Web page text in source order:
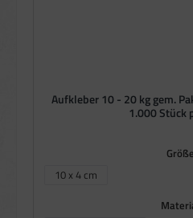
Aufkleber 10 - 20 kg gem.
1.000 Stück
Größe
10 x 4 cm